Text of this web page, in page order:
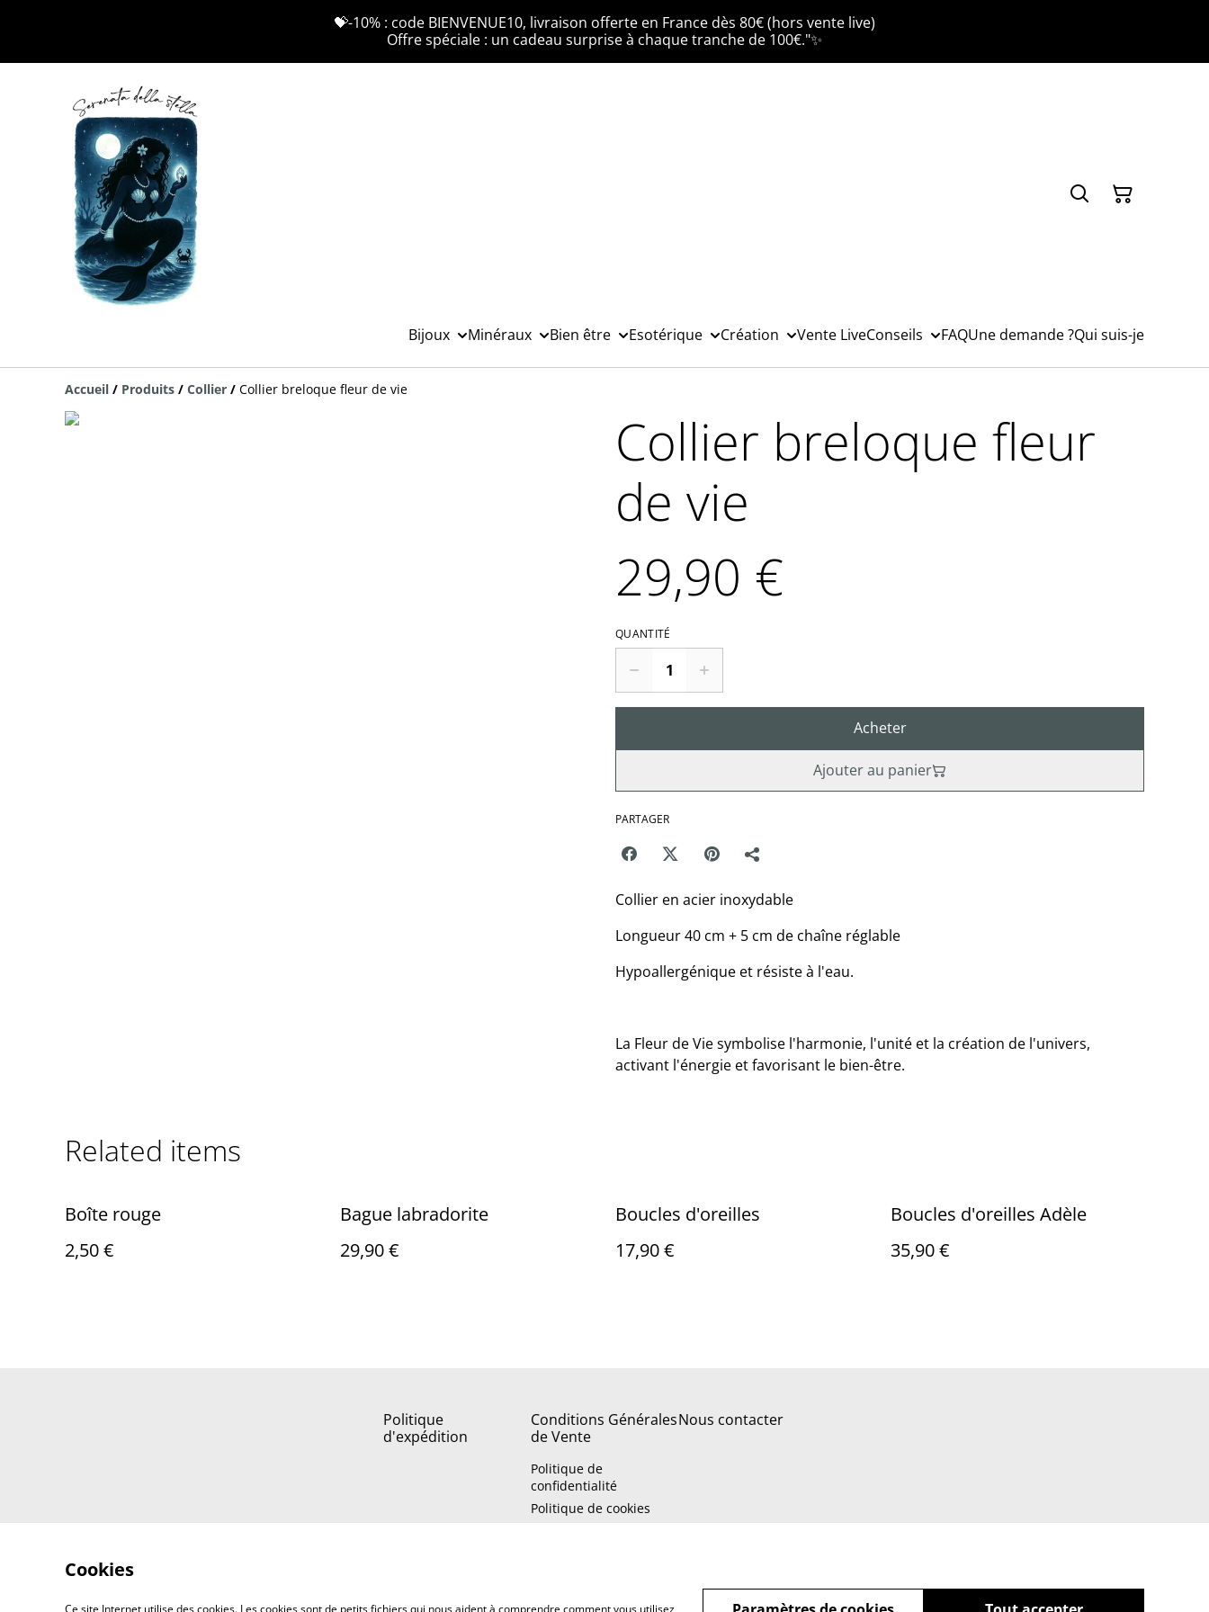
💝-10% : code BIENVENUE10, livraison offerte en France dès 80€ (hors vente live)
Offre spéciale : un cadeau surprise à chaque tranche de 100€."✨
Bijoux Minéraux Bien être Esotérique Création Vente LiveConseils FAQUne demande ?Qui suis-je
Accueil / Produits / Collier / Collier breloque fleur de vie
Collier breloque fleur
de vie
29,90 €
QUANTITÉ
Acheter
Ajouter au panier
PARTAGER
Collier en acier inoxydable
Longueur 40 cm + 5 cm de chaîne réglable
Hypoallergénique et résiste à l'eau.
La Fleur de Vie symbolise l'harmonie, l'unité et la création de l'univers,
activant l'énergie et favorisant le bien-être.
Related items
Boîte rouge
2,50 €
Bague labradorite
29,90 €
Boucles d'oreilles
17,90 €
Boucles d'oreilles Adèle
35,90 €
Politique
d'expédition
Conditions Générales
de Vente
Politique de
confidentialité
Politique de cookies
Nous contacter
Cookies
Ce site Internet utilise des cookies. Les cookies sont de petits fichiers qui nous aident à comprendre comment vous utilisez